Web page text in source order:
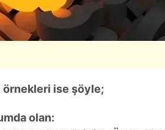
örnekleri ise şöyle;
olan: